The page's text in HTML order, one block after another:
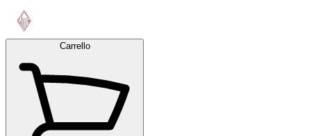
Carrello